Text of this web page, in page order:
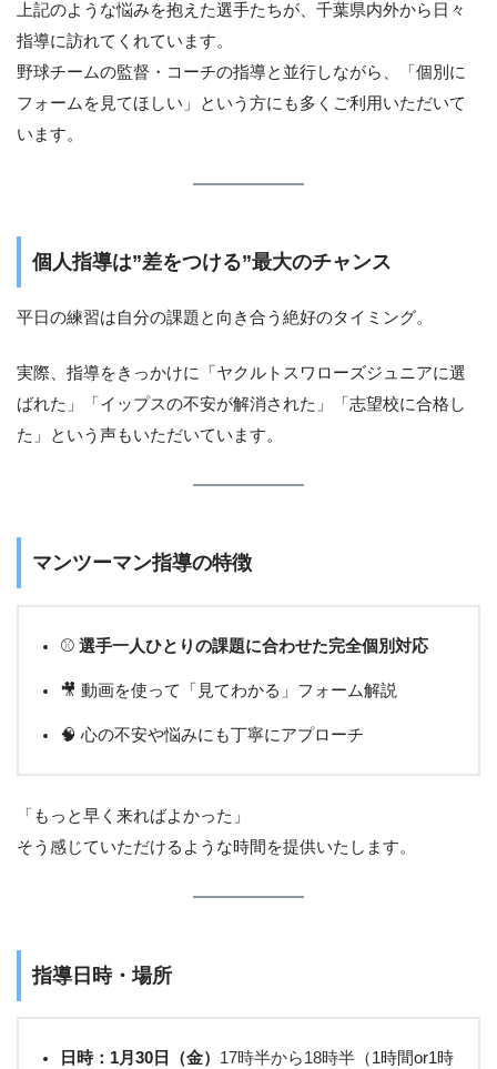
上記のような悩みを抱えた選手たちが、千葉県内外から日々
指導に訪れてくれています。
野球チームの監督・コーチの指導と並行しながら、「個別に
フォームを見てほしい」という方にも多くご利用いただいて
います。
個人指導は”差をつける”最大のチャンス
平日の練習は自分の課題と向き合う絶好のタイミング。
実際、指導をきっかけに「ヤクルトスワローズジュニアに選
ばれた」「イップスの不安が解消された」「志望校に合格し
た」という声もいただいています。
マンツーマン指導の特徴
⚾選手一人ひとりの課題に合わせた完全個別対応
🎥 動画を使って「見てわかる」フォーム解説
🧠 心の不安や悩みにも丁寧にアプローチ
「もっと早く来ればよかった」
そう感じていただけるような時間を提供いたします。
指導日時・場所
日時：1月30日（金） 17時半から18時半 （1時間or1時